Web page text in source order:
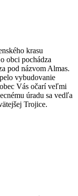
krasu
obci pochádza
pod názvom Almas.
vybudovanie
Vás očarí veľmi
úradu sa vedľa
Trojice.